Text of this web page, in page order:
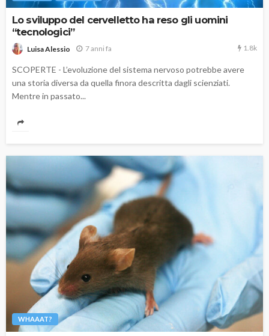
Lo sviluppo del cervelletto ha reso gli uomini
“tecnologici”
Luisa Alessio 7 anni fa 1.8k
SCOPERTE - L’evoluzione del sistema nervoso potrebbe avere
una storia diversa da quella finora descritta dagli scienziati.
Mentre in passato...
WHAAAT?